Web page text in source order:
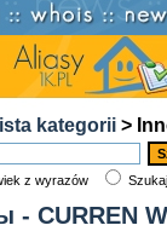
kategorii >
z wyrazów
CURREN